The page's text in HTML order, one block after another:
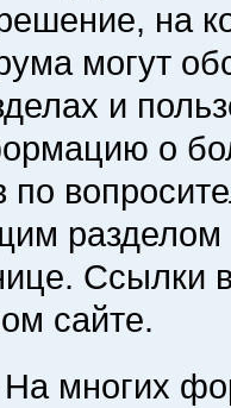
на
могут
и
о
по
Ссылки
сайте.
многих